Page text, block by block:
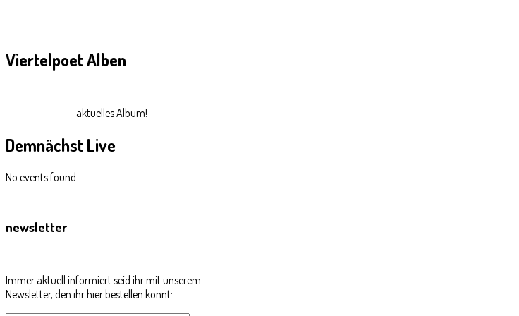
ViertelpoetAlben
aktuelles Album!
DemnächstLive
No events found.
newsletter
Immer aktuell informiert seid ihr mit unserem
Newsletter, den ihr hier bestellen könnt: